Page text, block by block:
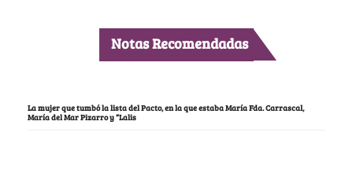
Notas Recomendadas
La mujer que tumbó la lista del Pacto, en la que estaba María Fda. Carrascal,
María del Mar Pizarro y “Lalis